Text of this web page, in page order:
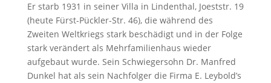
Er starb 1931 in seiner Villa in Lindenthal, Joeststr. 19
(heute Fürst-Pückler-Str. 46), die während des
Zweiten Weltkriegs stark beschädigt und in der Folge
stark verändert als Mehrfamilienhaus wieder
aufgebaut wurde. Sein Schwiegersohn Dr. Manfred
Dunkel hat als sein Nachfolger die Firma E. Leybold’s